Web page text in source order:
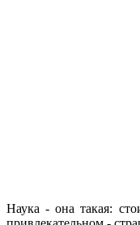
Наука - она такая: